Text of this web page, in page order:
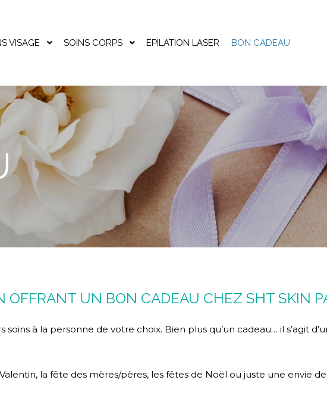
VISAGE SOINS CORPS EPILATION LASER BON CADEAU
OFFRANT UN BON CADEAU CHEZ SHT SKIN
à la personne de votre choix. Bien plus qu’un cadeau… il s’agit
la fête des mères/pères, les fêtes de Noël ou juste une envie